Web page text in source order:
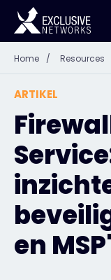
Ecosysteem
Resources
Bedrijf
Home / Resources
ARTIKEL
en